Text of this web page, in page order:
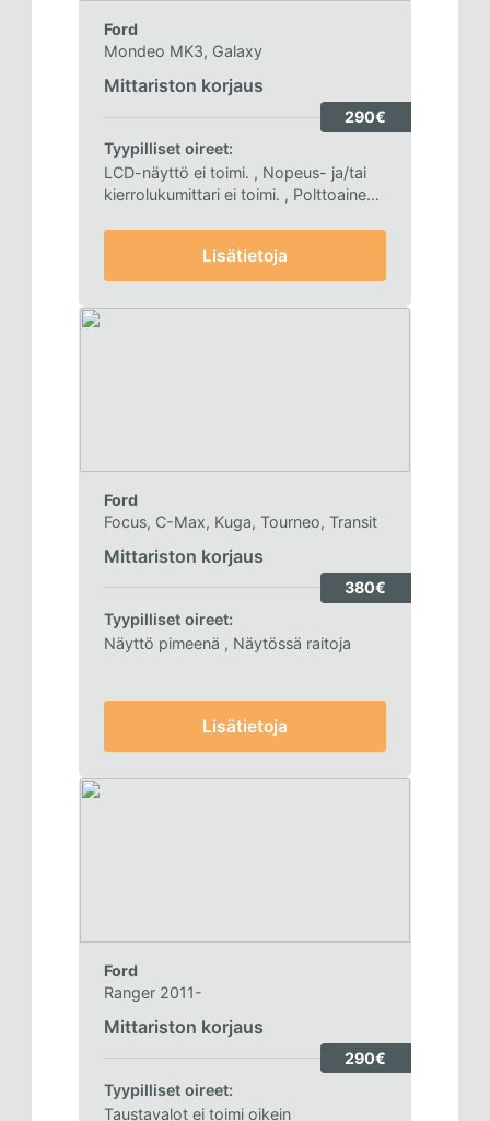
Ford
Mondeo MK3, Galaxy
Mittariston korjaus
290€
Tyypilliset oireet:
LCD-näyttö ei toimi. , Nopeus- ja/tai
kierrolukumittari ei toimi. , Polttoaineen
käynnistyy ja sammuu sykleissä
Lisätietoja
Ford
Focus, C-Max, Kuga, Tourneo, Transit
Mittariston korjaus
380€
Tyypilliset oireet:
Näyttö pimeenä , Näytössä raitoja
Lisätietoja
Ford
Ranger 2011-
Mittariston korjaus
290€
Tyypilliset oireet:
Taustavalot ei toimi oikein